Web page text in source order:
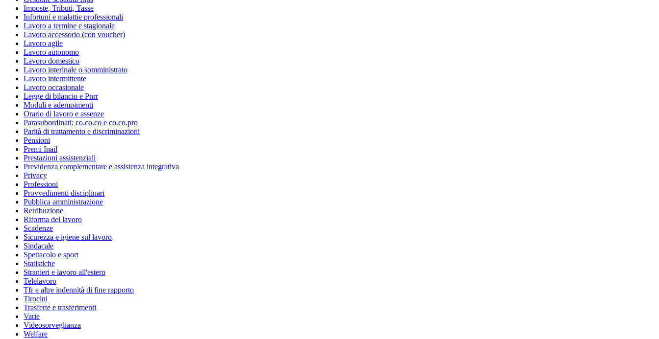
Imposte, Tributi, Tasse
Infortuni e malattie professionali
Lavoro a termine e stagionale
Lavoro accessorio (con voucher)
Lavoro agile
Lavoro autonomo
Lavoro domestico
Lavoro interinale o somministrato
Lavoro intermittente
Lavoro occasionale
Legge di bilancio e Pnrr
Moduli e adempimenti
Orario di lavoro e assenze
Parasubordinati: co.co.co e co.co.pro
Parità di trattamento e discriminazioni
Pensioni
Premi Inail
Prestazioni assistenziali
Previdenza complementare e assistenza integrativa
Privacy
Professioni
Provvedimenti disciplinari
Pubblica amministrazione
Retribuzione
Riforma del lavoro
Scadenze
Sicurezza e igiene sul lavoro
Sindacale
Spettacolo e sport
Statistiche
Stranieri e lavoro all'estero
Telelavoro
Tfr e altre indennità di fine rapporto
Tirocini
Trasferte e trasferimenti
Varie
Videosorveglianza
Welfare